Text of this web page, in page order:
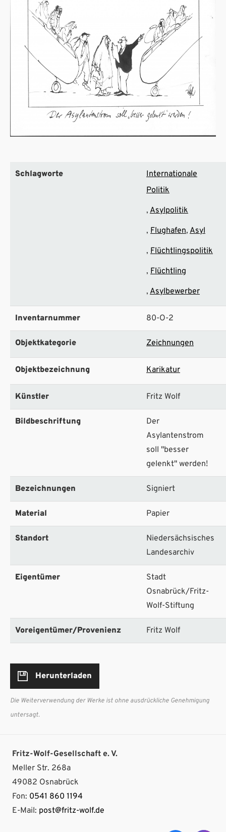
Schlagworte
Internationale
Politik
Asylpolitik
Flughafen Asyl
Flüchtlingspolitik
Flüchtling
Asylbewerber
Inventarnummer 80-O-2
Objektkategorie Zeichnungen
Objektbezeichnung Karikatur
Künstler Fritz Wolf
Bildbeschriftung
Der
Asylantenstrom
soll "besser
gelenkt" werden!
Bezeichnungen Signiert
Material Papier
Standort
Niedersächsisches
Landesarchiv
Eigentümer
Stadt
Osnabrück/Fritz-
Wolf-Stiftung
Voreigentümer/Provenienz Fritz Wolf
Herunterladen
Die Weiterverwendung der Werke ist ohne ausdrückliche Genehmigung
untersagt.
Fritz-Wolf-Gesellschaft e. V.
Meller Str. 268a
49082 Osnabrück
Fon: 0541 860 1194
E-Mail: post@fritz-wolf.de